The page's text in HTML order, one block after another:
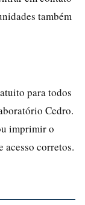
também
para todos
Cedro.
imprimir o
acesso corretos.